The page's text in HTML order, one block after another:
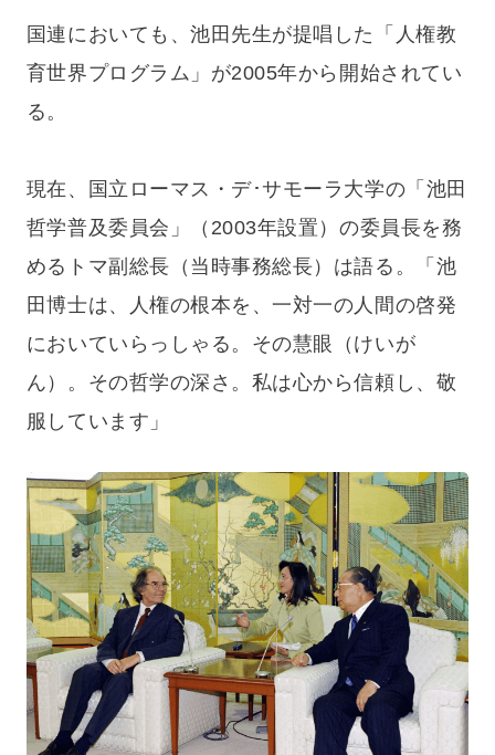
国連においても、池田先生が提唱した「人権教
育世界プログラム」が2005年から開始されてい
る。
現在、国立ローマス・デ･サモーラ大学の「池田
哲学普及委員会」（2003年設置）の委員長を務
めるトマ副総長（当時事務総長）は語る。「池
田博士は、人権の根本を、一対一の人間の啓発
においていらっしゃる。その慧眼（けいが
ん）。その哲学の深さ。私は心から信頼し、敬
服しています」